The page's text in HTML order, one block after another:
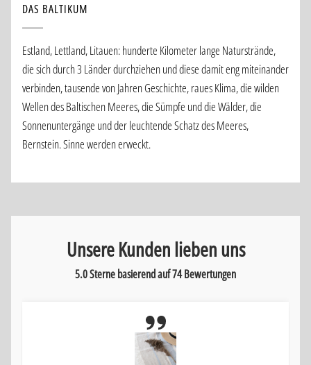
DAS BALTIKUM
Estland, Lettland, Litauen: hunderte Kilometer lange Naturstrände,
die sich durch 3 Länder durchziehen und diese damit eng miteinander
verbinden, tausende von Jahren Geschichte, raues Klima, die wilden
Wellen des Baltischen Meeres, die Sümpfe und die Wälder, die
Sonnenuntergänge und der leuchtende Schatz des Meeres,
Bernstein. Sinne werden erweckt.
Unsere Kunden lieben uns
5.0 Sterne basierend auf74Bewertungen